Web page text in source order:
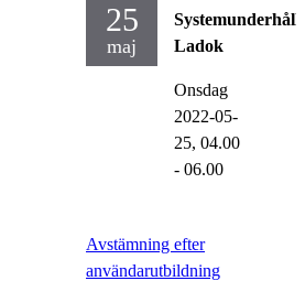
25
maj
Systemunderhåll
Ladok
Onsdag
2022-05-
25, 04.00
- 06.00
Avstämning efter
användarutbildning